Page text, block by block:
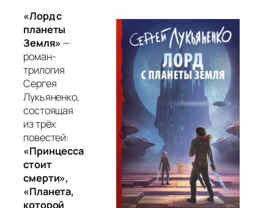
«Лорд с
планеты
Земля» —
роман-
трилогия
Сергея
Лукьяненко,
состоящая
из трёх
повестей:
«Принцесса
стоит
смерти»,
«Планета,
которой